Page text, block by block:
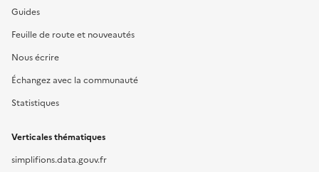
Guides
Feuille de route et nouveautés
Nous écrire
Échangez avec la communauté
Statistiques
Verticales thématiques
simplifions.data.gouv.fr